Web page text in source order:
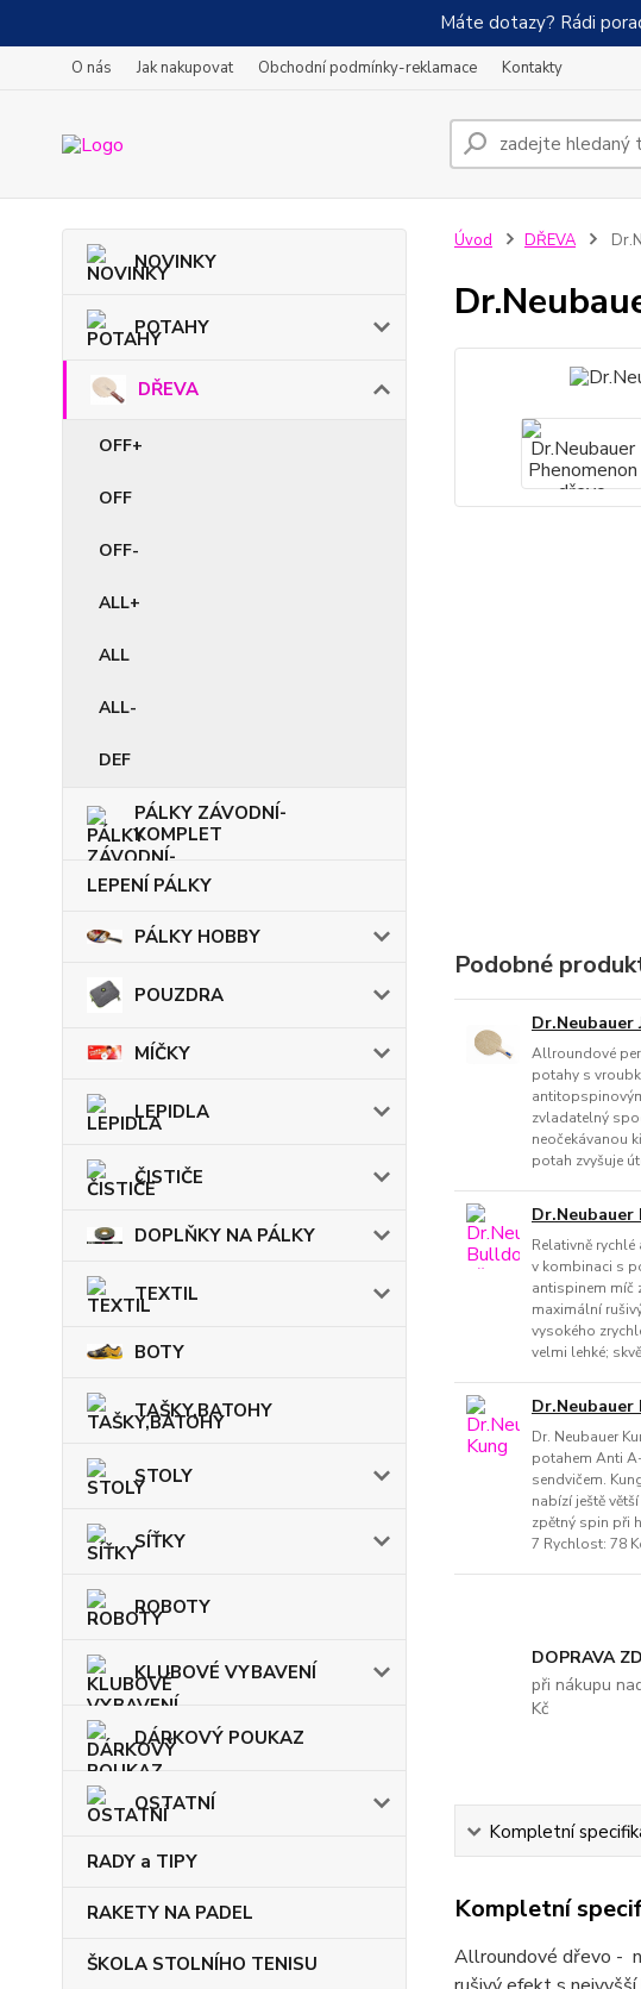
Máte dotazy? Rádi
O nás Jak nakupovat Obchodní podmínky-reklamace Kontakty
NOVINKY
POTAHY
DŘEVA
OFF+
OFF
OFF-
ALL+
ALL
ALL-
DEF
PÁLKY ZÁVODNÍ-
KOMPLET
LEPENÍ PÁLKY
PÁLKY HOBBY
POUZDRA
MÍČKY
LEPIDLA
ČISTIČE
DOPLŇKY NA PÁLKY
TEXTIL
BOTY
TAŠKY,BATOHY
STOLY
SÍŤKY
ROBOTY
KLUBOVÉ VYBAVENÍ
DÁRKOVÝ POUKAZ
OSTATNÍ
RADY a TIPY
RAKETY NA PADEL
ŠKOLA STOLNÍHO TENISU
Úvod DŘEVA
Podobné
Dr.Neubauer
Allroundové
potahy s
zvladatelný
neočekávanou
potah zvyšuje
Relativně
v kombinaci s
antispinem míč
maximální
vysokého
velmi lehké;
Dr.Neubauer
Dr. Neubauer
potahem Anti
sendvičem.
nabízí ještě
zpětný spin při
7 Rychlost: 78
DOPRAVA
při nákupu
Kč
Kompletní
Kompletní
Allroundové dřevo -